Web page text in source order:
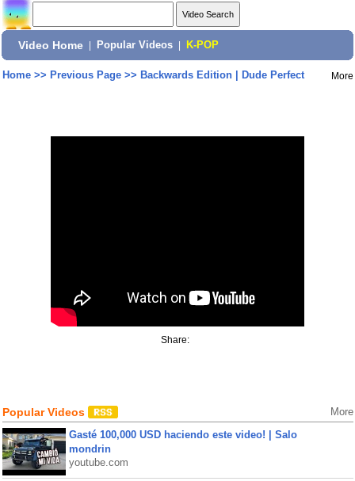
Video Home Popular Videos K-POP
Home>> Previous Page>> Backwards Edition | Dude Perfect More
Share:
Popular Videos More
Gasté 100,000 USD haciendo este video! | Salo
mondrin
youtube.com